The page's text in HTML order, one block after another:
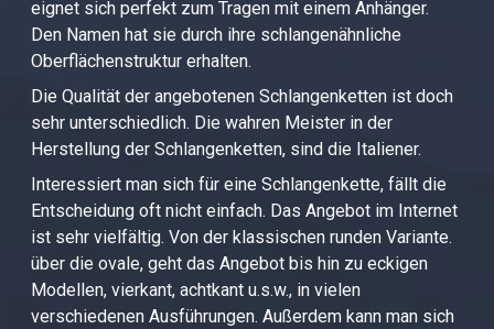
eignet sich perfekt zum Tragen mit einem Anhänger.
Den Namen hat sie durch ihre schlangenähnliche
Oberflächenstruktur erhalten.
Die Qualität der angebotenen Schlangenketten ist doch
sehr unterschiedlich. Die wahren Meister in der
Herstellung der Schlangenketten, sind die Italiener.
Interessiert man sich für eine Schlangenkette, fällt die
Entscheidung oft nicht einfach. Das Angebot im Internet
ist sehr vielfältig. Von der klassischen runden Variante.
über die ovale, geht das Angebot bis hin zu eckigen
Modellen, vierkant, achtkant u.s.w., in vielen
verschiedenen Ausführungen. Außerdem kann man sich